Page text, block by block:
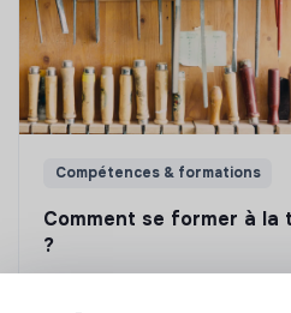
Compétences & formations
Comment se former à la
?